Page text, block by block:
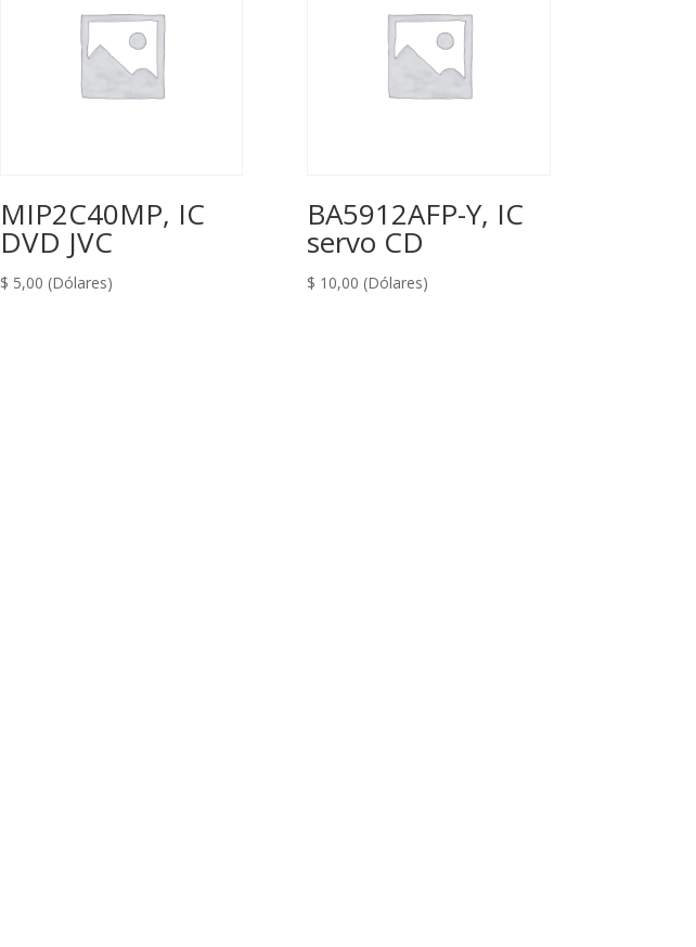
MIP2C40MP, IC
DVD JVC
$ 5,00 (Dólares)
BA5912AFP-Y, IC
servo CD
$ 10,00 (Dólares)